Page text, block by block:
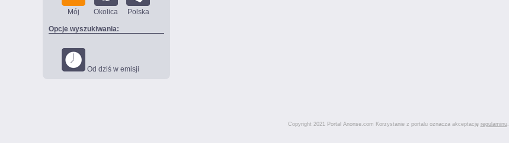
Mój Okolica Polska
Opcje wyszukiwania:
Od dziś w emisji
Copyright 2021 Portal Anonse.com Korzystanie z portalu oznacza akceptację regulaminu.